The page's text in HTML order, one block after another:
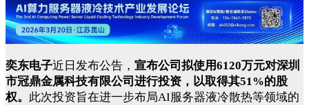
奕东电子近日发布公告， 宣布公司拟使用6120万元对深圳
市冠鼎金属科技有限公司进行投资，以取得其51%的股
权。 此次投资旨在进一步布局AI服务器液冷散热等领域的